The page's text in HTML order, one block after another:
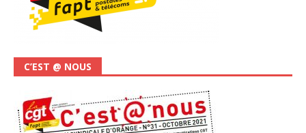
C’EST @ NOUS